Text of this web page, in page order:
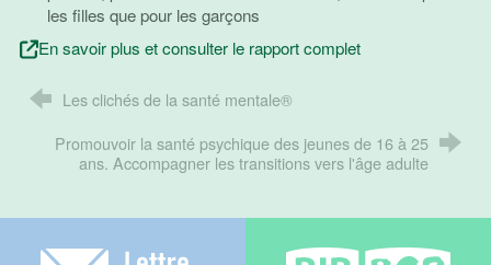
les filles que pour les garçons
En savoir plus et consulter le rapport complet
Les clichés de la santé mentale®
Promouvoir la santé psychique des jeunes de 16 à 25
ans. Accompagner les transitions vers l'âge adulte